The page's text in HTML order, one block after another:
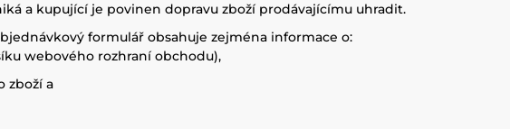
a kupující je povinen dopravu zboží prodávajícímu uhradit.
formulář obsahuje zejména informace o:
webového rozhraní obchodu),
zboží a